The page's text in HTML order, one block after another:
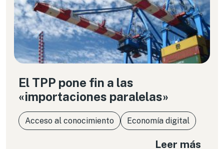
El TPP pone fin a las
«importaciones paralelas»
Acceso al conocimiento Economía digital
Leer más